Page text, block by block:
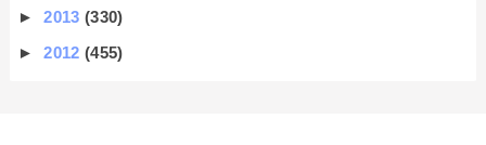
►2013(330)
►2012(455)